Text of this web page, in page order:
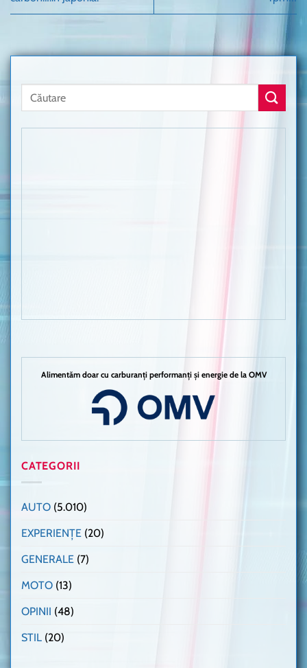
Alimentăm doar cu carburanți performanți și energie de la OMV
CATEGORII
AUTO (5.010)
EXPERIENȚE (20)
GENERALE (7)
MOTO (13)
OPINII (48)
STIL (20)